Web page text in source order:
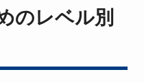
のレベル別